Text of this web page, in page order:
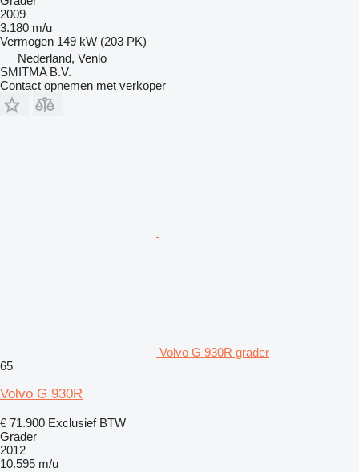
2009
3.180 m/u
Vermogen 149 kW (203 PK)
Nederland, Venlo
SMITMA B.V.
Contact opnemen met verkoper
Volvo G 930R grader
65
Volvo G 930R
€ 71.900 Exclusief BTW
Grader
2012
10.595 m/u